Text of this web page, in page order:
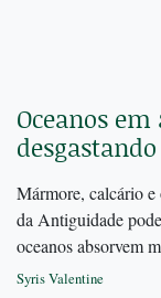
Oceanos
Mármore, calcário e
da Antiguidade
oceanos absorvem
Syris Valentine